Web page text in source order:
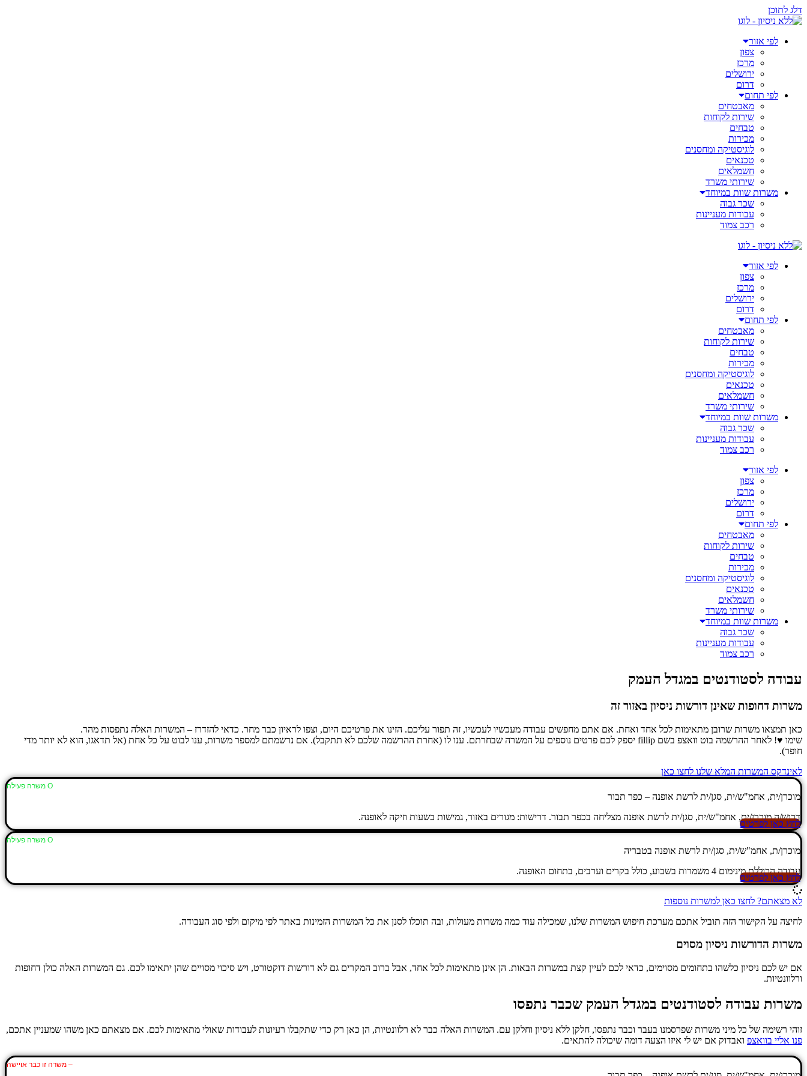
דלג לתוכן
לפי אזור
צפון
מרכז
ירושלים
דרום
לפי תחום
מאבטחים
שירות לקוחות
טבחים
מכירות
לוגיסטיקה ומחסנים
טכנאים
חשמלאים
שירותי משרד
משרות שוות במיוחד
שכר גבוה
עבודות מעניינות
רכב צמוד
לפי אזור
צפון
מרכז
ירושלים
דרום
לפי תחום
מאבטחים
שירות לקוחות
טבחים
מכירות
לוגיסטיקה ומחסנים
טכנאים
חשמלאים
שירותי משרד
משרות שוות במיוחד
שכר גבוה
עבודות מעניינות
רכב צמוד
לפי אזור
צפון
מרכז
ירושלים
דרום
לפי תחום
מאבטחים
שירות לקוחות
טבחים
מכירות
לוגיסטיקה ומחסנים
טכנאים
חשמלאים
שירותי משרד
משרות שוות במיוחד
שכר גבוה
עבודות מעניינות
רכב צמוד
עבודה לסטודנטים במגדל העמק
משרות דחופות שאינן דורשות ניסיון באזור זה
כאן תמצאו משרות שרובן מתאימות לכל אחד ואחת. אם אתם מחפשים עבודה מעכשיו לעכשיו, זה תפור עליכם. הזינו את פרטיכם היום, וצפו לראיון כבר מחר. כדאי להזדרז – המשרות האלה נתפסות מהר.
שימו ♥! לאחר ההרשמה בוט וואצפ בשם fillip יספק לכם פרטים נוספים על המשרה שבחרתם. ענו לו (אחרת ההרשמה שלכם לא תתקבל). אם נרשמתם למספר משרות, ענו לבוט על כל אחת (אל תדאגו, הוא לא יותר מדי
חופר).
לאינדקס המשרות המלא שלנו לחצו כאן
Ο משרה פעילה
מוכרן/ית, אחמ"ש/ית, סגן/ית לרשת אופנה – כפר תבור
דרוש/ה מוכרן/ית, אחמ"ש/ית, סגן/ית לרשת אופנה מצליחה בכפר תבור. דרישות: מגורים באזור, גמישות בשעות וזיקה לאופנה.
לחץ כאן לפרטים
Ο משרה פעילה
מוכרן/ת, אחמ"ש/ית, סגן/ית לרשת אופנה בטבריה
עבודה הכוללת מינימום 4 משמרות בשבוע, כולל בקרים וערבים, בתחום האופנה.
לחץ כאן לפרטים
לא מצאתם? לחצו כאן למשרות נוספות
לחיצה על הקישור הזה תוביל אתכם מערכת חיפוש המשרות שלנו, שמכילה עוד כמה משרות מעולות, ובה תוכלו לסנן את כל המשרות הזמינות באתר לפי מיקום ולפי סוג העבודה.
משרות הדורשות ניסיון מסוים
אם יש לכם ניסיון כלשהו בתחומים מסוימים, כדאי לכם לעיין קצת במשרות הבאות. הן אינן מתאימות לכל אחד, אבל ברוב המקרים גם לא דורשות דוקטורט, ויש סיכוי מסויים שהן יתאימו לכם. גם המשרות האלה כולן דחופות
ורלוונטיות.
משרות עבודה לסטודנטים במגדל העמק שכבר נתפסו
זוהי רשימה של כל מיני משרות שפרסמנו בעבר וכבר נתפסו, חלקן ללא ניסיון וחלקן עם. המשרות האלה כבר לא רלוונטיות, הן כאן רק כדי שתקבלו רעיונות לעבודות שאולי מתאימות לכם. אם מצאתם כאן משהו שמעניין אתכם,
פנו אליי בוואצפ ואבדוק אם יש לי איזו הצעה דומה שיכולה להתאים.
– משרה זו כבר אויישה